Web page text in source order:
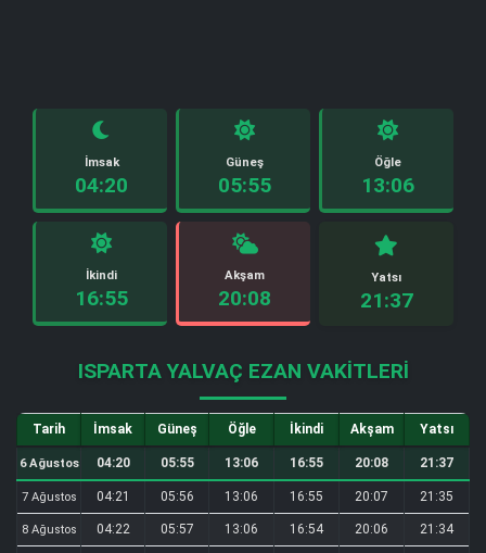
İmsak
04:20
Güneş
05:55
Öğle
13:06
İkindi
16:55
Akşam
20:08
Yatsı
21:37
ISPARTA YALVAÇ EZAN VAKITLERI
Tarih İmsak Güneş Öğle İkindi Akşam Yatsı
6 Ağustos 04:20 05:55 13:06 16:55 20:08 21:37
7 Ağustos 04:21 05:56 13:06 16:55 20:07 21:35
8 Ağustos 04:22 05:57 13:06 16:54 20:06 21:34